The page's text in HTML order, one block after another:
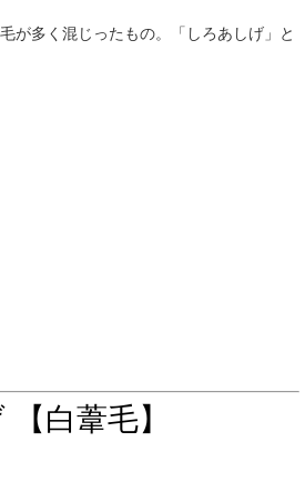
が多く混じったもの。「しろあしげ」と
白葦毛】